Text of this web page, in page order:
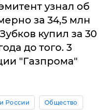
узнал об
за 34,5 млн
купил за 30
до того. 3
"Газпрома"
России Общество